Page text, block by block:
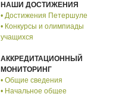
НАШИ ДОСТИЖЕНИЯ
• Достижения Петершуле
• Конкурсы и олимпиады
учащихся
АККРЕДИТАЦИОННЫЙ
МОНИТОРИНГ
• Общие сведения
• Начальное общее